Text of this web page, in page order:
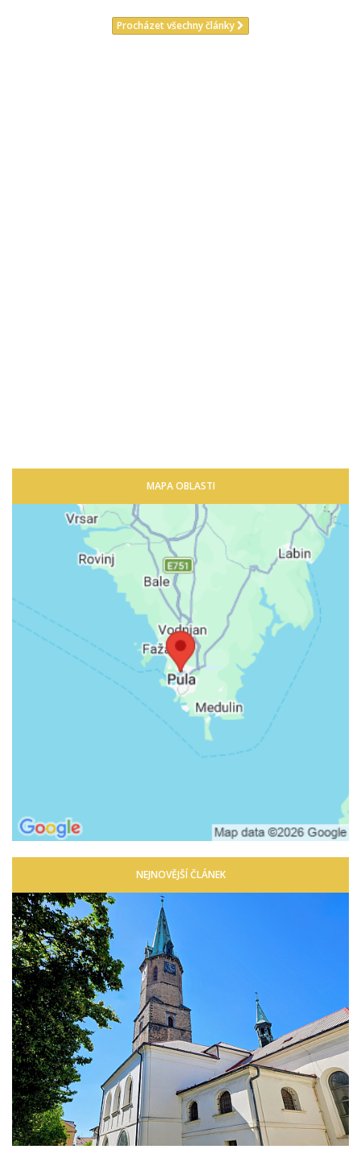
Procházet všechny články
MAPA OBLASTI
NEJNOVĚJŠÍ ČLÁNEK